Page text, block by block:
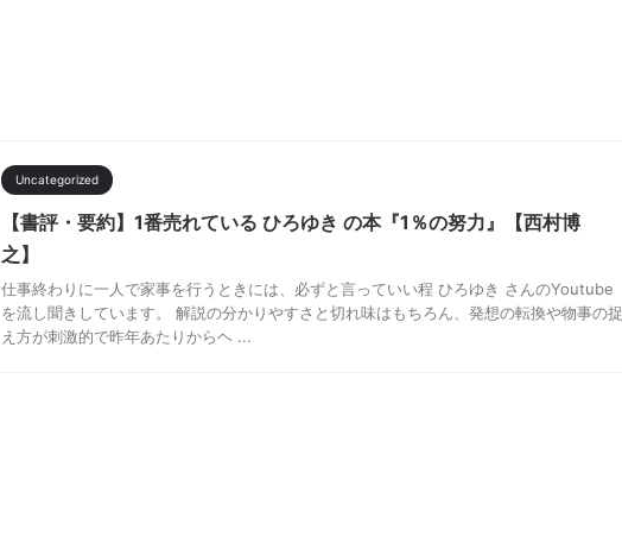
Uncategorized
【書評・要約】1番売れている ひろゆき の本『1％の努力』【西村博
之】
仕事終わりに一人で家事を行うときには、必ずと言っていい程 ひろゆき さんのYoutube
を流し聞きしています。 解説の分かりやすさと切れ味はもちろん、発想の転換や物事の捉
え方が刺激的で昨年あたりからヘ ...